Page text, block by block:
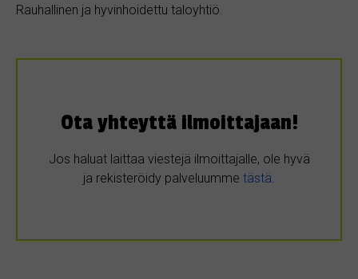
Rauhallinen ja hyvinhoidettu taloyhtiö.
Ota yhteyttä ilmoittajaan!
Jos haluat laittaa viestejä ilmoittajalle, ole hyvä
ja rekisteröidy palveluumme tästä